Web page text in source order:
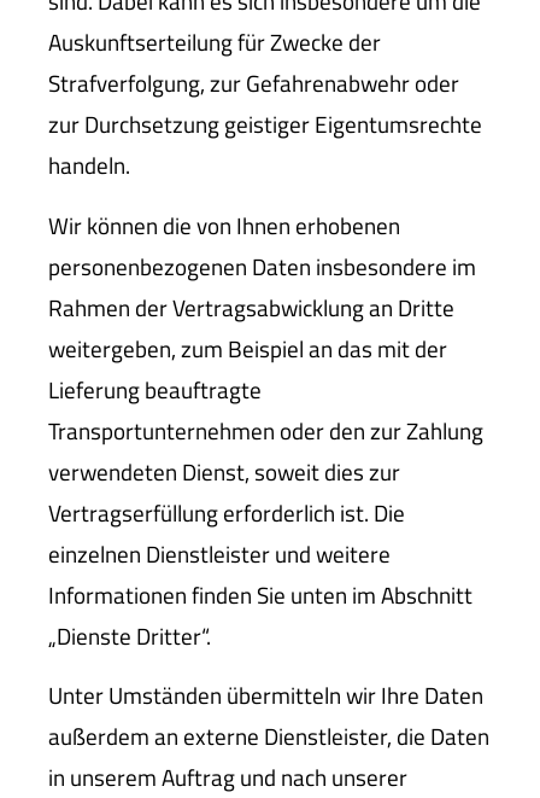
Auskunftserteilung für Zwecke der
Strafverfolgung, zur Gefahrenabwehr oder
zur Durchsetzung geistiger Eigentumsrechte
handeln.
Wir können die von Ihnen erhobenen
personenbezogenen Daten insbesondere im
Rahmen der Vertragsabwicklung an Dritte
weitergeben, zum Beispiel an das mit der
Lieferung beauftragte
Transportunternehmen oder den zur Zahlung
verwendeten Dienst, soweit dies zur
Vertragserfüllung erforderlich ist. Die
einzelnen Dienstleister und weitere
Informationen finden Sie unten im Abschnitt
„Dienste Dritter“.
Unter Umständen übermitteln wir Ihre Daten
außerdem an externe Dienstleister, die Daten
in unserem Auftrag und nach unserer